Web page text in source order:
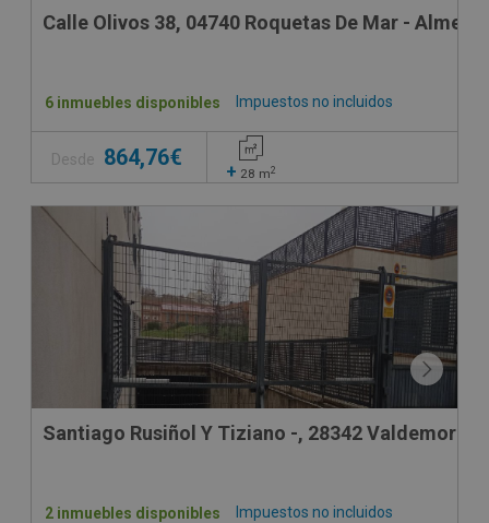
Calle Olivos 38, 04740 Roquetas De Mar - Almería
Impuestos no incluidos
6 inmuebles disponibles
Desde 864,76€
+ 28 m2
Santiago Rusiñol Y Tiziano -, 28342 Valdemoro -
Impuestos no incluidos
2 inmuebles disponibles